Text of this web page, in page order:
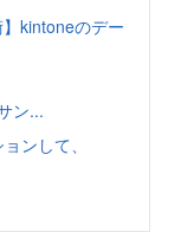
kintoneのデー
ン...
ンして、